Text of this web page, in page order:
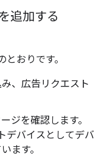
追加する
おりです。
、広告リクエスト
ジを確認します。
デバイスとしてデバ
ます。